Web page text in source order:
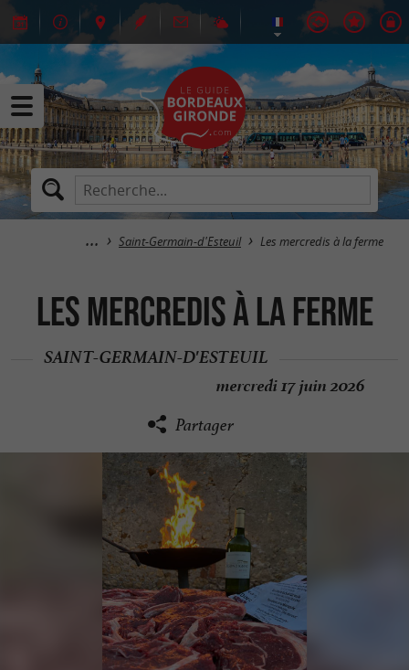
Saint-Germain-d'Esteuil Les mercredis à la ferme
Les mercredis à la ferme
SAINT-GERMAIN-D'ESTEUIL
mercredi 17 juin 2026
Partager